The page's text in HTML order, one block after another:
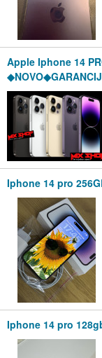
Apple Iphone 14
Iphone 14 pro
Iphone 14 pro